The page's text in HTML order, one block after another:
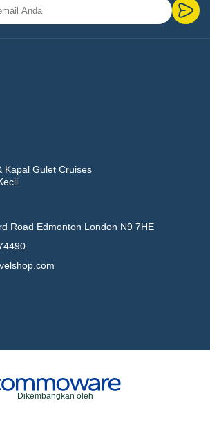
Kapal Gulet Cruises
Road Edmonton London N9 7HE
Dikembangkan oleh